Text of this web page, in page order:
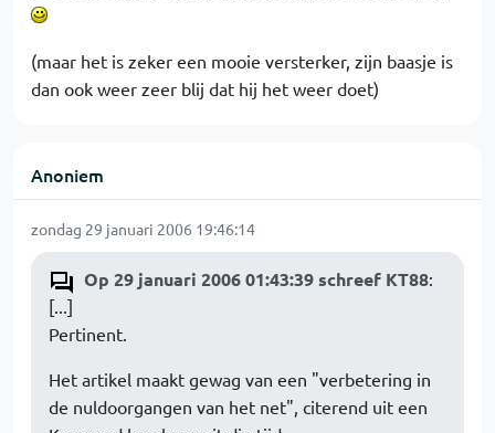
(maar het is zeker een mooie versterker, zijn baasje is
dan ook weer zeer blij dat hij het weer doet)
Anoniem
zondag 29 januari 2006 19:46:14
Op 29 januari 2006 01:43:39 schreef KT88:
[...]
Pertinent.
Het artikel maakt gewag van een "verbetering in
de nuldoorgangen van het net", citerend uit een